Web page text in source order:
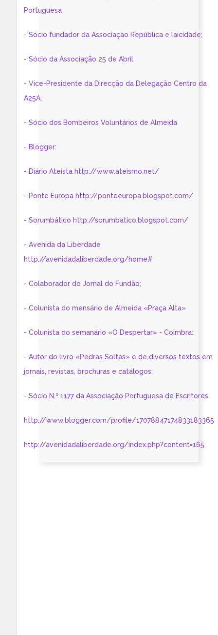
Portuguesa
- Sócio fundador da Associação República e laicidade;
- Sócio da Associação 25 de Abril
- Vice-Presidente da Direcção da Delegação Centro da
A25A;
- Sócio dos Bombeiros Voluntários de Almeida
- Blogger:
- Diário Ateísta http://www.ateismo.net/
- Ponte Europa http://ponteeuropa.blogspot.com/
- Sorumbático http://sorumbatico.blogspot.com/
- Avenida da Liberdade
http://avenidadaliberdade.org/home#
- Colaborador do Jornal do Fundão;
- Colunista do mensário de Almeida «Praça Alta»
- Colunista do semanário «O Despertar» - Coimbra:
- Autor do livro «Pedras Soltas» e de diversos textos em
jornais, revistas, brochuras e catálogos;
- Sócio N.º 1177 da Associação Portuguesa de Escritores
http://www.blogger.com/profile/17078847174833183365
http://avenidadaliberdade.org/index.php?content=165